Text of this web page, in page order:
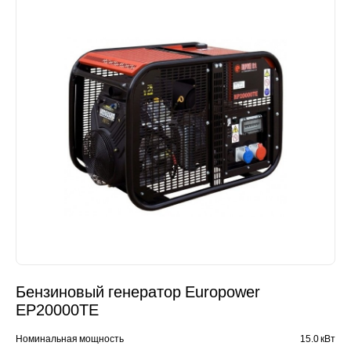
Бензиновый генератор Europower
EP20000TE
Номинальная мощность
15.0 кВт